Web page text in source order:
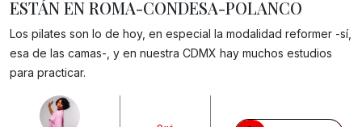
Gracias!
ESTÁN EN ROMA-CONDESA-POLANCO
Los pilates son lo de hoy, en especial la modalidad reformer -sí,
esa de las camas-, y en nuestra CDMX hay muchos estudios
para practicar.